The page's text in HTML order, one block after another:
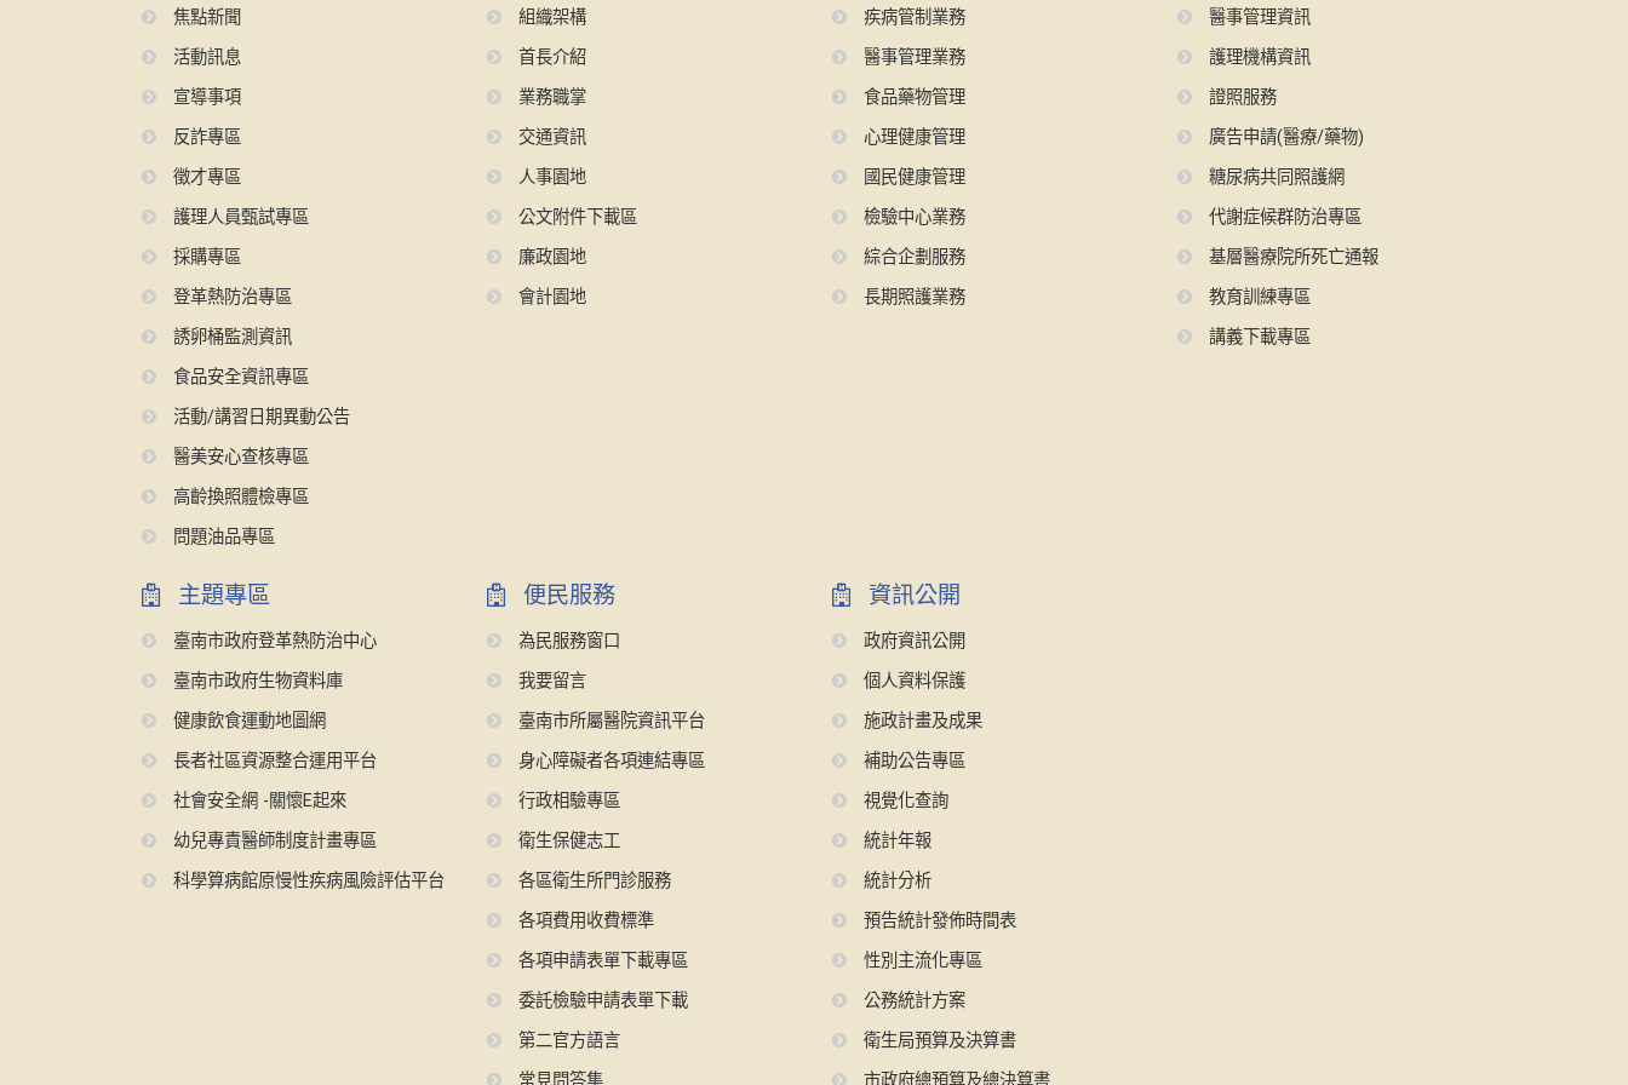
焦點新聞
活動訊息
宣導事項
反詐專區
徵才專區
護理人員甄試專區
採購專區
登革熱防治專區
誘卵桶監測資訊
食品安全資訊專區
活動/講習日期異動公告
醫美安心查核專區
高齡換照體檢專區
問題油品專區
組織架構
首長介紹
業務職掌
交通資訊
人事園地
公文附件下載區
廉政園地
會計園地
疾病管制業務
醫事管理業務
食品藥物管理
心理健康管理
國民健康管理
檢驗中心業務
綜合企劃服務
長期照護業務
醫事管理資訊
護理機構資訊
證照服務
廣告申請(醫療/藥物)
糖尿病共同照護網
代謝症候群防治專區
基層醫療院所死亡通報
教育訓練專區
講義下載專區
主題專區
臺南市政府登革熱防治中心
臺南市政府生物資料庫
健康飲食運動地圖網
長者社區資源整合運用平台
社會安全網 -關懷E起來
幼兒專責醫師制度計畫專區
科學算病館原慢性疾病風險評估平台
便民服務
為民服務窗口
我要留言
臺南市所屬醫院資訊平台
身心障礙者各項連結專區
行政相驗專區
衛生保健志工
各區衛生所門診服務
各項費用收費標準
各項申請表單下載專區
委託檢驗申請表單下載
第二官方語言
常見問答集
資訊公開
政府資訊公開
個人資料保護
施政計畫及成果
補助公告專區
視覺化查詢
統計年報
統計分析
預告統計發佈時間表
性別主流化專區
公務統計方案
衛生局預算及決算書
市政府總預算及總決算書